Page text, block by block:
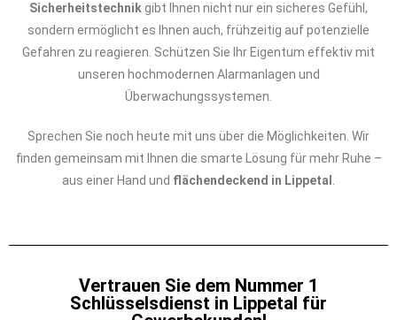
Sicherheitstechnik gibt Ihnen nicht nur ein sicheres Gefühl,
sondern ermöglicht es Ihnen auch, frühzeitig auf potenzielle
Gefahren zu reagieren. Schützen Sie Ihr Eigentum effektiv mit
unseren hochmodernen Alarmanlagen und
Überwachungssystemen.
Sprechen Sie noch heute mit uns über die Möglichkeiten. Wir
finden gemeinsam mit Ihnen die smarte Lösung für mehr Ruhe –
aus einer Hand und flächendeckend in Lippetal
Vertrauen Sie dem Nummer 1
Schlüsselsdienst in Lippetal für